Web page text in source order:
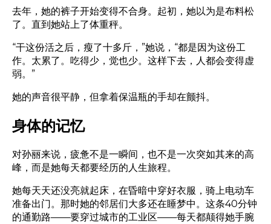
去年，她的裤子开始变得不合身。起初，她以为是布料松
了。直到她站上了体重秤。
“干这份活之后，瘦了十多斤，”她说，“都是因为这份工
作。太累了。吃得少，觉也少。这样下去，人都会变得虚
弱。”
她的声音很平静，但拿着保温瓶的手却在颤抖。
身体的记忆
对孙丽来说，疲惫不是一瞬间，也不是一次突如其来的高
峰，而是她每天都要经历的人生旅程。
她每天天还没亮就起床，在昏暗中穿好衣服，骑上电动车
准备出门。那时她的邻居们大多还在睡梦中。这条40分钟
的通勤路——要穿过城市的工业区——每天都颠得她手腕